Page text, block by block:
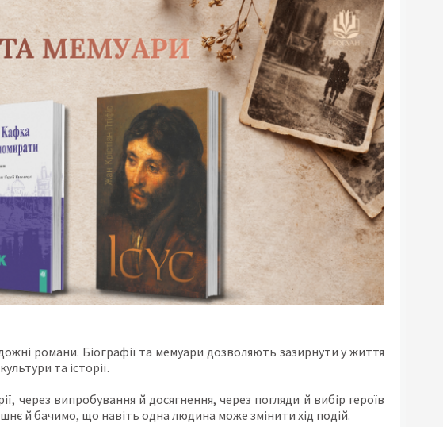
романи. Біографії та мемуари дозволяють зазирнути у життя
та історії.
через випробування й досягнення, через погляди й вибір героїв
й бачимо, що навіть одна людина може змінити хід подій.